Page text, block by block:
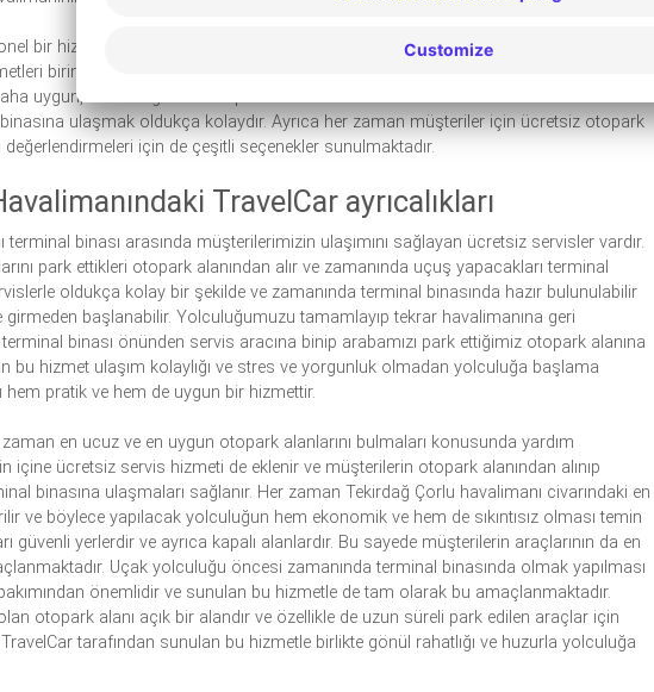
bir hizmet sunan ve 7 gün 24 saat kesintisiz bir şekilde müşterilerinin talep ve
birimine sahiptir. Havalimanı tek bir açık alana sahip olan otoparka sahiptir ve
uygun, ucuz ve güvenli otopark alanları bulmak ve buralardan ücretsiz servis
ulaşmak oldukça kolaydır. Ayrıca her zaman müşteriler için ücretsiz otopark
için de çeşitli seçenekler sunulmaktadır.
TravelCar ayrıcalıkları
terminal binası arasında müşterilerimizin ulaşımını sağlayan ücretsiz servisler vardır.
park ettikleri otopark alanından alır ve zamanında uçuş yapacakları terminal
oldukça kolay bir şekilde ve zamanında terminal binasında hazır bulunulabilir
girmeden başlanabilir. Yolculuğumuzu tamamlayıp tekrar havalimanına geri
binası önünden servis aracına binip arabamızı park ettiğimiz otopark alanına
bu hizmet ulaşım kolaylığı ve stres ve yorgunluk olmadan yolculuğa başlama
hem pratik ve hem de uygun bir hizmettir.
en ucuz ve en uygun otopark alanlarını bulmaları konusunda yardım
içine ücretsiz servis hizmeti de eklenir ve müşterilerin otopark alanından alınıp
binasına ulaşmaları sağlanır. Her zaman Tekirdağ Çorlu havalimanı civarındaki en
ve böylece yapılacak yolculuğun hem ekonomik ve hem de sıkıntısız olması temin
güvenli yerlerdir ve ayrıca kapalı alanlardır. Bu sayede müşterilerin araçlarının da en
Uçak yolculuğu öncesi zamanında terminal binasında olmak yapılması
önemlidir ve sunulan bu hizmetle de tam olarak bu amaçlanmaktadır.
otopark alanı açık bir alandır ve özellikle de uzun süreli park edilen araçlar için
tarafından sunulan bu hizmetle birlikte gönül rahatlığı ve huzurla yolculuğa